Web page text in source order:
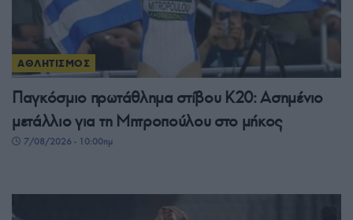
ΑΘΛΗΤΙΣΜΟΣ
Παγκόσμιο πρωτάθλημα στίβου Κ20: Ασημένιο
μετάλλιο για τη Μητροπούλου στο μήκος
7/08/2026 - 10:00πμ